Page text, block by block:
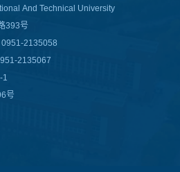
And Technical University
393号
2135058
2135067
1
号